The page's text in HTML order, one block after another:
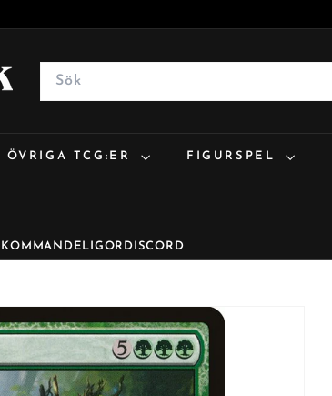
Search
ÖVRIGA TCG:ER FIGURSPEL
KOMMANDE LIGOR DISCORD